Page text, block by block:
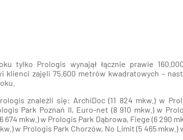
tylko Prologis wynajął łącznie prawie
klienci zajęli 75.600 metrów kwadratowych –
znaleźli się: ArchiDoc (11 824 mkw.) w
Park Poznań II, Euro-net (8 910 mkw.) w
674 mkw.) w Prologis Park Dąbrowa, Fiege (6 290
w Prologis Park Chorzów, No Limit (5 465 mkw.)